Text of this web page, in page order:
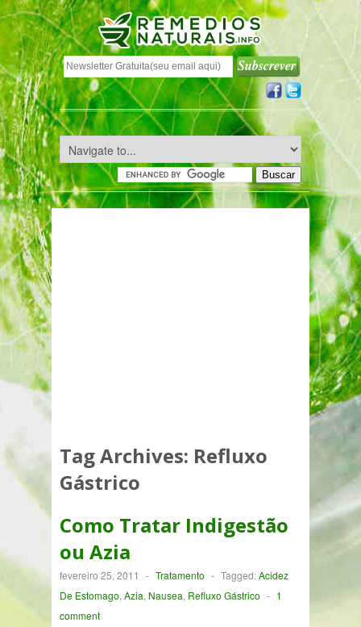
Tag Archives: Refluxo
Gástrico
Como Tratar Indigestão
ou Azia
fevereiro 25, 2011 - Tratamento - Tagged:Acidez
De Estomago, Azia, Nausea, Refluxo Gástrico - 1
comment